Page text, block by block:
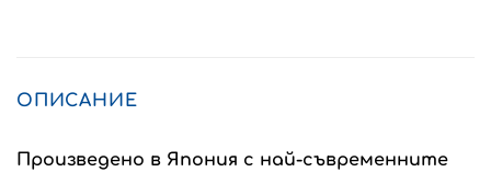
ОПИСАНИЕ
Произведено в Япония с най-съвременните